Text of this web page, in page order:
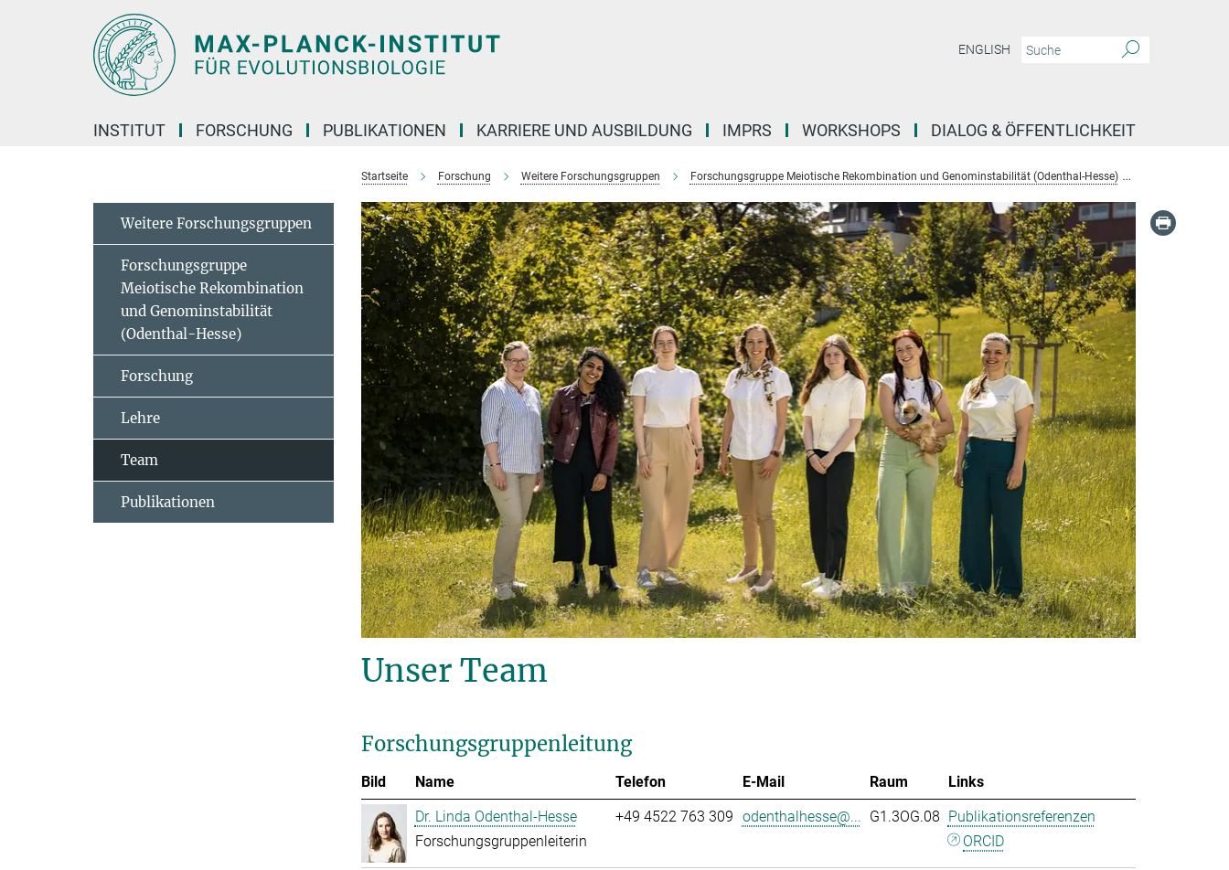
ENGLISH
INSTITUT FORSCHUNG PUBLIKATIONEN KARRIERE UND AUSBILDUNG IMPRS WORKSHOPS DIALOG & ÖFFENTLICHKEIT
Startseite Forschung Weitere Forschungsgruppen Forschungsgruppe Meiotische Rekombination und Genominstabilität (Odenthal-Hesse)
Unser Team
Forschungsgruppenleitung
Bild Name Telefon E-Mail Raum
Links
Dr. Linda Odenthal-Hesse
Forschungsgruppenleiterin
+49 4522 763 309 odenthalhesse@... G1.3OG.08 Publikationsreferenzen
ORCID
Weitere Forschungsgruppen
Forschungsgruppe
Meiotische Rekombination
und Genominstabilität
(Odenthal-Hesse)
Forschung
Lehre
Team
Publikationen